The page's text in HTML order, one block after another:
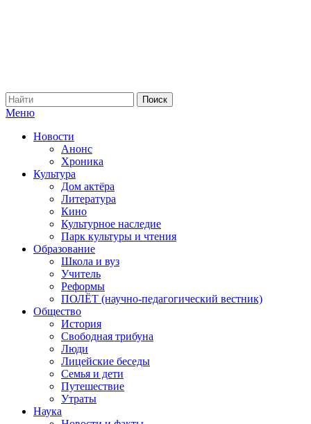
Меню
Новости
Анонс
Хроника
Культура
Дом актёра
Литература
Кино
Культурное наследие
Парк культуры и чтения
Образование
Школа и вуз
Учитель
Реформы
ПОЛЁТ (научно-педагогический вестник)
Общество
История
Свободная трибуна
Люди
Лицейские беседы
Семья и дети
Путешествие
Утраты
Наука